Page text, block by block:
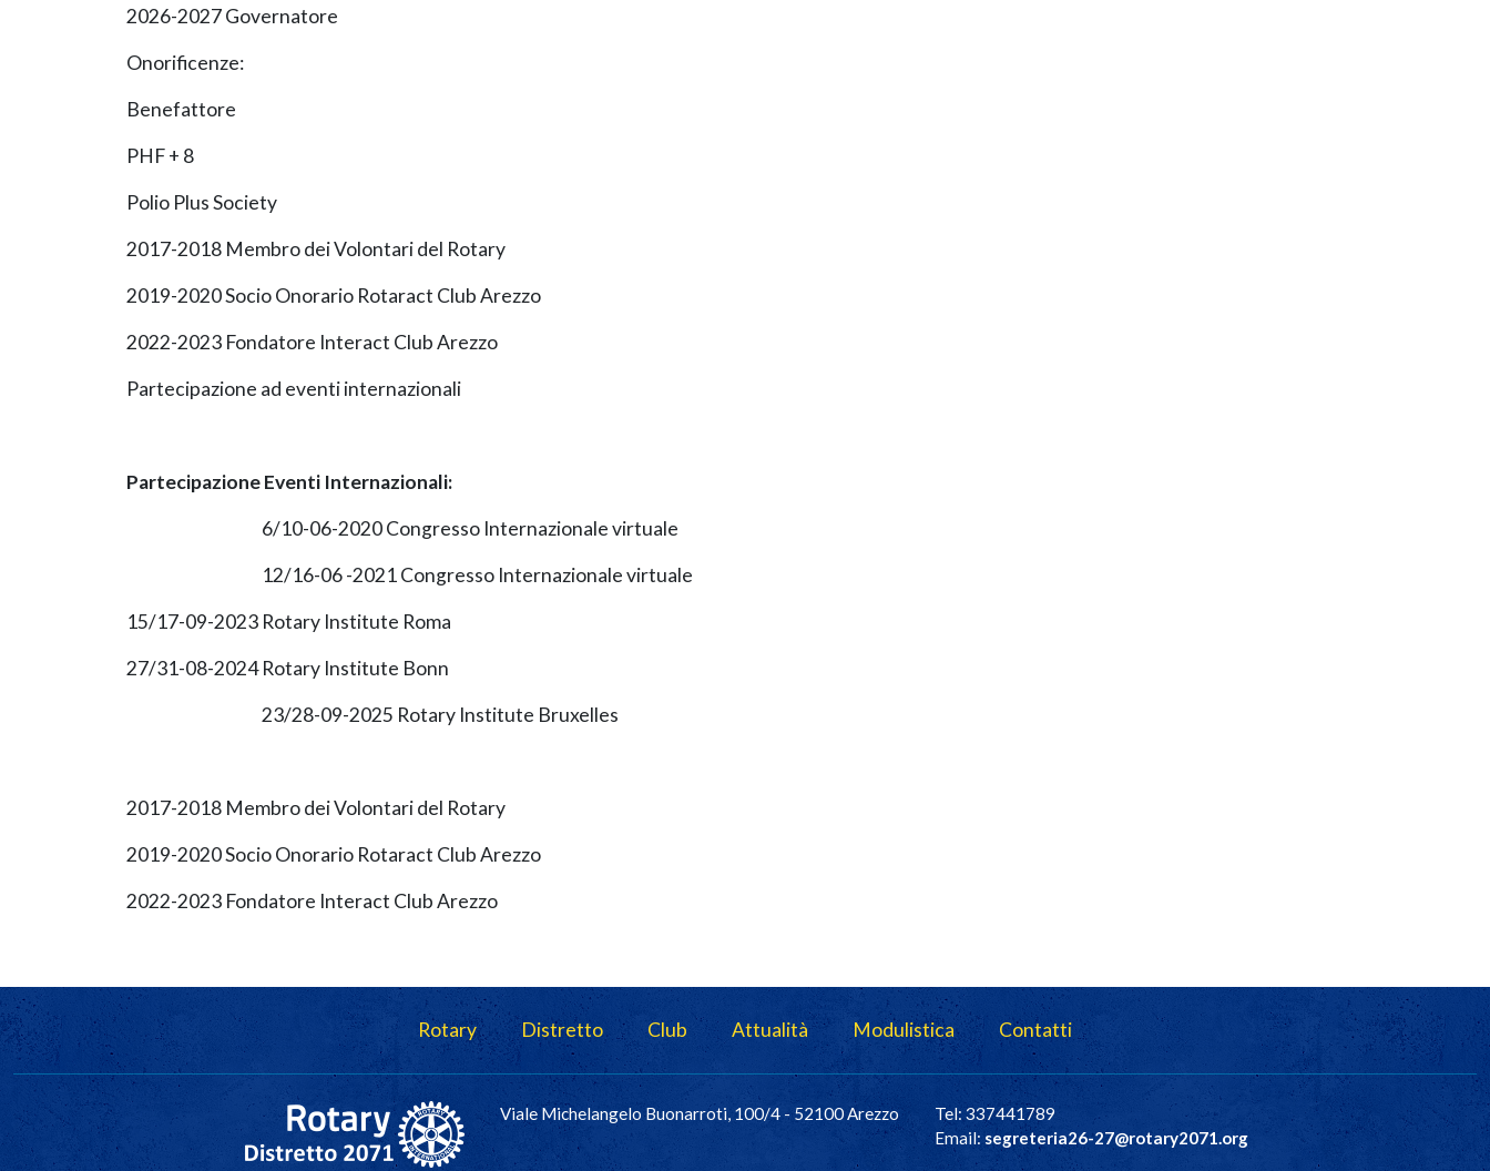
2026-2027 Governatore
Onorificenze:
Benefattore
PHF + 8
Polio Plus Society
2017-2018 Membro dei Volontari del Rotary
2019-2020 Socio Onorario Rotaract Club Arezzo
2022-2023 Fondatore Interact Club Arezzo
Partecipazione ad eventi internazionali
Partecipazione Eventi Internazionali:
6/10-06-2020 Congresso Internazionale virtuale
12/16-06 -2021 Congresso Internazionale virtuale
15/17-09-2023 Rotary Institute Roma
27/31-08-2024Rotary Institute Bonn
23/28-09-2025 Rotary Institute Bruxelles
2017-2018 Membro dei Volontari del Rotary
2019-2020 Socio Onorario Rotaract Club Arezzo
2022-2023 Fondatore Interact Club Arezzo
Navigazione principale Rotary Distretto Club Attualità Modulistica Contatti
Viale Michelangelo Buonarroti, 100/4 - 52100 Arezzo
Tel: 337441789
Email: segreteria26-27@rotary2071.org